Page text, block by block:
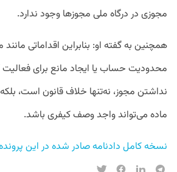
مجوزی در درگاه ملی مجوزها وجود ندارد.
همچنین به گفته او: بنابراین اقداماتی
محدودیت حساب یا ایجاد مانع برای فعالیت
نداشتن مجوز، نه‌تنها خلاف قانون است،
ماده می‌تواند واجد وصف کیفری باشد.
نسخه کامل دادنامه صادر شده در این پرونده